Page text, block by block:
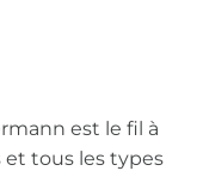
est le fil à
et tous les types